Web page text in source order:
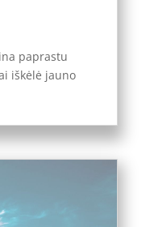
paprastu
iškėlė jauno